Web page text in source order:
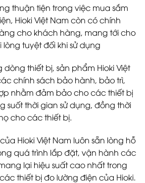
thuận tiện trong việc mua sắm
Hioki Việt Nam còn có chính
cho khách hàng, mang tới cho
tuyệt đối khi sử dụng
thiết bị, sản phẩm Hioki Việt
chính sách bảo hành, bảo trì,
nhằm đảm bảo cho các thiết bị
suốt thời gian sử dụng, đồng thời
cho các thiết bị.
Hioki Việt Nam luôn sẵn lòng hỗ
quá trình lắp đặt, vận hành các
lại hiệu suất cao nhất trong
thiết bị đo lường điện của Hioki.